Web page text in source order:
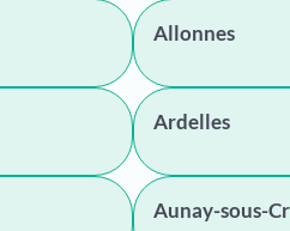
Allonnes
Ardelles
Aunay-sous-